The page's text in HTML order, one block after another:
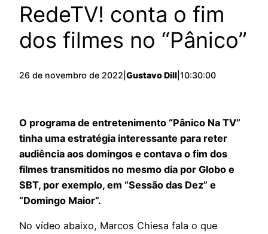
RedeTV! conta o fim
dos filmes no “Pânico”
26 de novembro de 2022 Gustavo Dill 10:30:00
O programa de entretenimento “Pânico Na TV”
tinha uma estratégia interessante para reter
audiência aos domingos e contava o fim dos
filmes transmitidos no mesmo dia por Globo e
SBT, por exemplo, em “Sessão das Dez” e
“Domingo Maior”.
No vídeo abaixo, Marcos Chiesa fala o que